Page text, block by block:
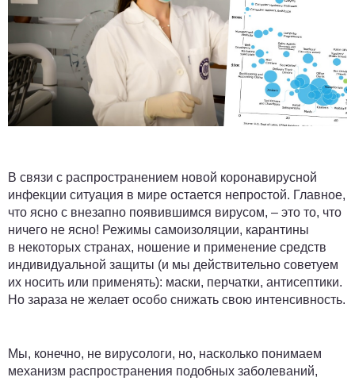
В связи с распространением новой коронавирусной
инфекции ситуация в мире остается непростой. Главное,
что ясно с внезапно появившимся вирусом, – это то, что
ничего не ясно! Режимы самоизоляции, карантины
в некоторых странах, ношение и применение средств
индивидуальной защиты (и мы действительно советуем
их носить или применять): маски, перчатки, антисептики.
Но зараза не желает особо снижать свою интенсивность.
Мы, конечно, не вирусологи, но, насколько понимаем
механизм распространения подобных заболеваний,